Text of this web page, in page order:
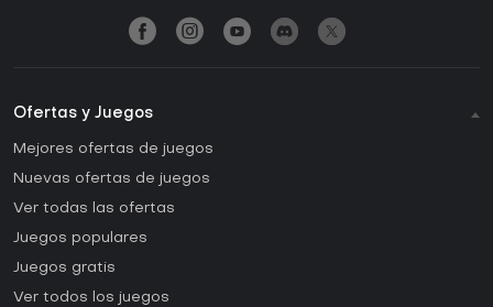
Ofertas y Juegos
Mejores ofertas de juegos
Nuevas ofertas de juegos
Ver todas las ofertas
Juegos populares
Juegos gratis
Ver todos los juegos